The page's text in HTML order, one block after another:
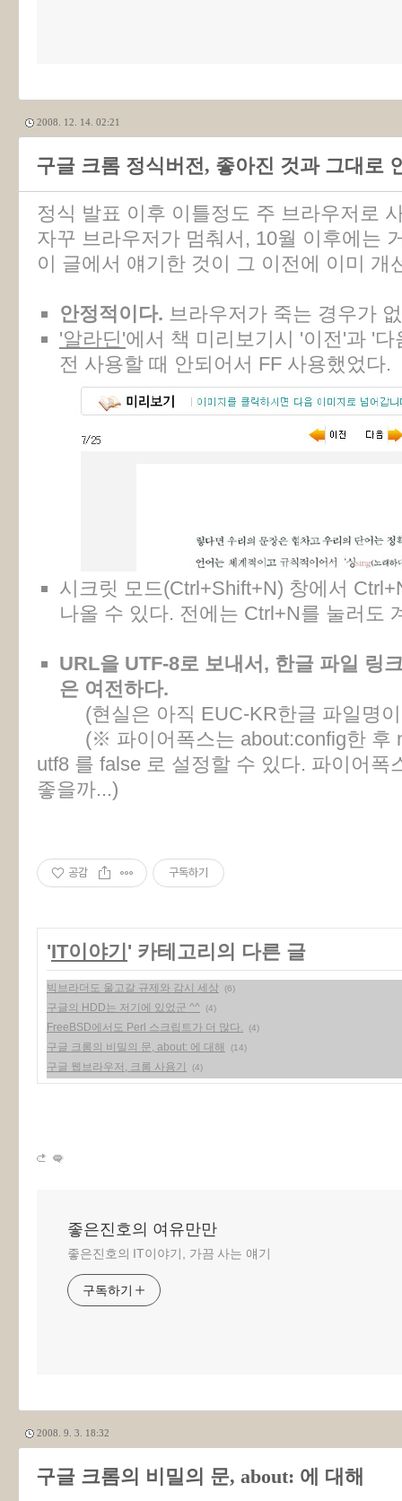
2008. 12. 14. 02:21
구글 크롬 정식버전, 좋아진 것과 그대로
정식 발표 이후 이틀정도 주 브라우저로
자꾸 브라우저가 멈춰서, 10월 이후에는
이 글에서 얘기한 것이 그 이전에 이미 개
안정적이다. 브라우저가 죽는 경우가
'알라딘'에서 책 미리보기시 '이전'과 '
전 사용할 때 안되어서 FF 사용했었다.
시크릿 모드(Ctrl+Shift+N) 창에서
나올 수 있다. 전에는 Ctrl+N를 눌러도
URL을 UTF-8로 보내서, 한글 파일 링
은 여전하다.
(현실은 아직 EUC-KR한글 파일명이
(※ 파이어폭스는 about:config한 후
utf8 를 false 로 설정할 수 있다. 파이어폭
좋을까...)
공감 구독하기
'IT이야기 ' 카테고리의 다른 글
빅브라더도 울고갈 규제와 감시 세상 (6)
구글의 HDD는 저기에 있었군 ^^ (4)
FreeBSD에서도 Perl 스크립트가 더 많다. (4)
구글 크롬의 비밀의 문, about: 에 대해 (14)
구글 웹브라우저, 크롬 사용기 (4)
좋은진호의 여유만만
좋은진호의 IT이야기, 가끔 사는 얘기
구독하기
2008. 9. 3. 18:32
구글 크롬의 비밀의 문, about: 에 대해